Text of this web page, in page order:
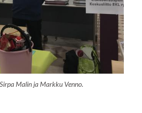
Malin ja Markku Venno.